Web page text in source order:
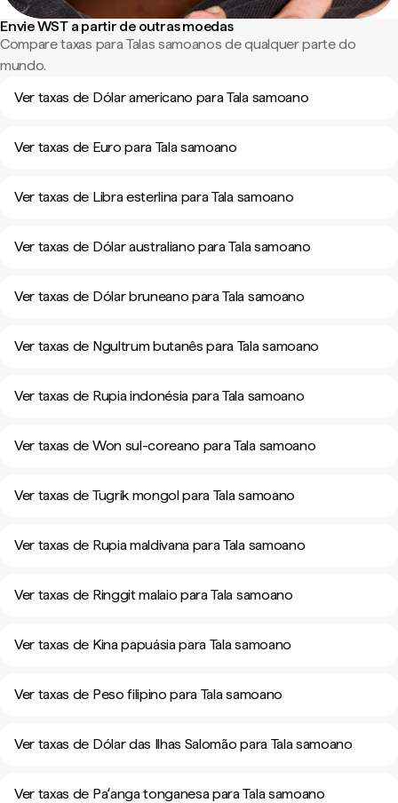
Envie WST a partir de outras moedas
Compare taxas para Talas samoanos de qualquer parte do
mundo.
Ver taxas de Dólar americano para Tala samoano
Ver taxas de Euro para Tala samoano
Ver taxas de Libra esterlina para Tala samoano
Ver taxas de Dólar australiano para Tala samoano
Ver taxas de Dólar bruneano para Tala samoano
Ver taxas de Ngultrum butanês para Tala samoano
Ver taxas de Rupia indonésia para Tala samoano
Ver taxas de Won sul-coreano para Tala samoano
Ver taxas de Tugrik mongol para Tala samoano
Ver taxas de Rupia maldivana para Tala samoano
Ver taxas de Ringgit malaio para Tala samoano
Ver taxas de Kina papuásia para Tala samoano
Ver taxas de Peso filipino para Tala samoano
Ver taxas de Dólar das Ilhas Salomão para Tala samoano
Ver taxas de Paʻanga tonganesa para Tala samoano